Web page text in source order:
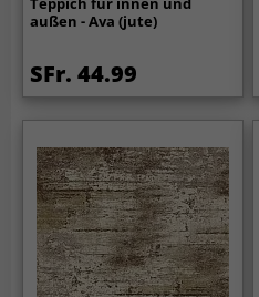
außen - Ava (jute)
SFr. 44.99